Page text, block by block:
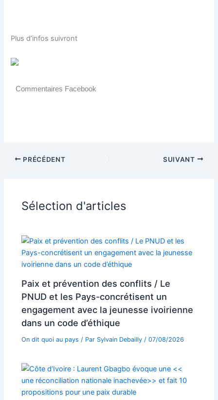
Plus d’infos suivront
Commentaires Facebook
PRÉCÉDENT SUIVANT
Sélection d'articles
Paix et prévention des conflits / Le
PNUD et les Pays-concrétisent un
engagement avec la jeunesse ivoirienne
dans un code d’éthique
On dit quoi au pays / Par Sylvain Debailly/07/08/2026